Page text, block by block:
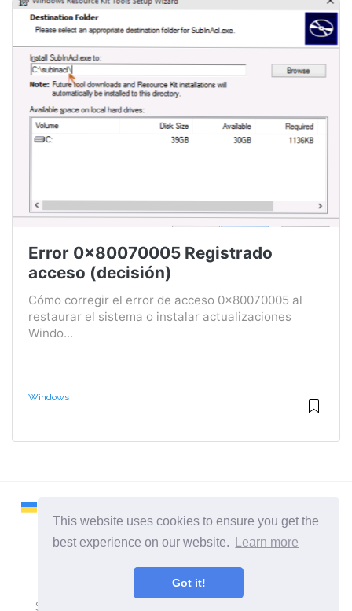
This website uses cookies to ensure you get the
best experience on our website.
Learn more
Got it!
Error 0x80070005 Registrado
acceso (decisión)
Cómo corregir el error de acceso 0x80070005 al
restaurar el sistema o instalar actualizaciones
Windo...
Windows
2026 ©Remontcompa
Todas las categorias
Sitio sobre computadoras y sistemas operativos